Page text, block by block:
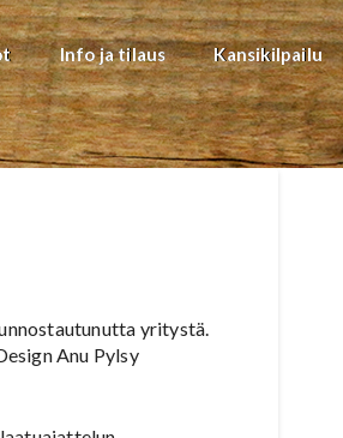
Info ja tilaus Kansikilpailu
yritystä.
Anu Pylsy